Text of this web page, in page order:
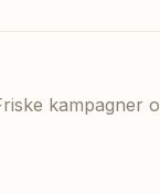
kampagner